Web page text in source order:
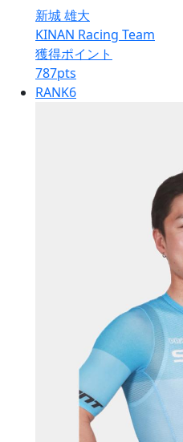
新城 雄大
KINAN Racing Team
獲得ポイント
787pts
RANK6